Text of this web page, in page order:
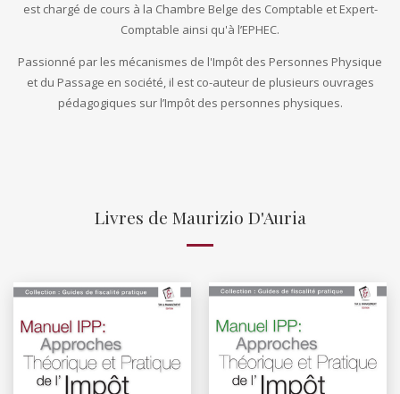
est chargé de cours à la Chambre Belge des Comptable et Expert-
Comptable ainsi qu'à l’EPHEC.
Passionné par les mécanismes de l'Impôt des Personnes Physique
et du Passage en société, il est co-auteur de plusieurs ouvrages
pédagogiques sur l’Impôt des personnes physiques.
Livres de Maurizio D'Auria